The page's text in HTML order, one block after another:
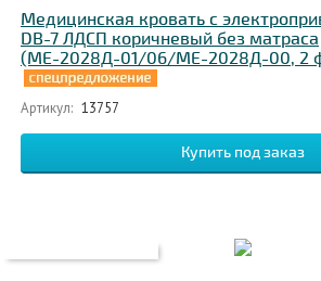
Медицинская кровать c
DB-7 ЛДСП коричневый без матраса
(МЕ-2028Д-01/06/МЕ-2028Д-00, 2
Артикул: 13757